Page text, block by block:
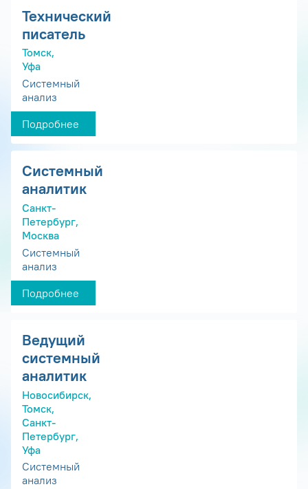
Технический
писатель
Томск,
Уфа
Системный
анализ
Подробнее
Системный
аналитик
Санкт-
Петербург,
Москва
Системный
анализ
Подробнее
Ведущий
системный
аналитик
Новосибирск,
Томск,
Санкт-
Петербург,
Уфа
Системный
анализ